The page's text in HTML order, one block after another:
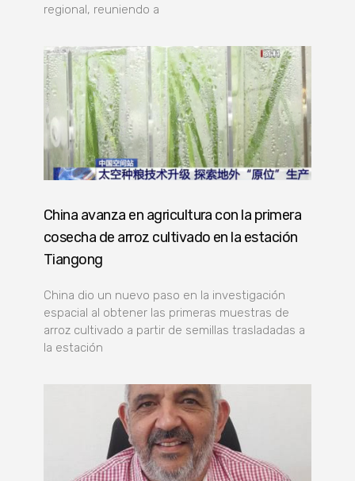
regional, reuniendo a
China avanza en agricultura con la primera
cosecha de arroz cultivado en la estación
Tiangong
China dio un nuevo paso en la investigación
espacial al obtener las primeras muestras de
arroz cultivado a partir de semillas trasladadas a
la estación